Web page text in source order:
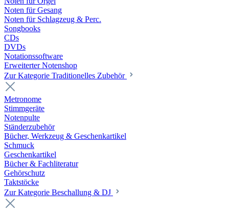
Noten für Gesang
Noten für Schlagzeug & Perc.
Songbooks
CDs
DVDs
Notationssoftware
Erweiterter Notenshop
Zur Kategorie Traditionelles Zubehör
Metronome
Stimmgeräte
Notenpulte
Ständerzubehör
Bücher, Werkzeug & Geschenkartikel
Schmuck
Geschenkartikel
Bücher & Fachliteratur
Gehörschutz
Taktstöcke
Zur Kategorie Beschallung & DJ